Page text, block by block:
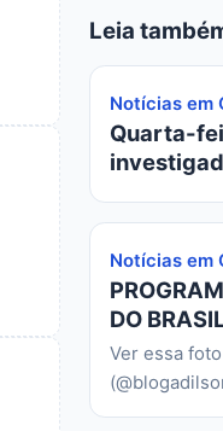
Leia
Notícias em
Quarta-
Notícias em
DO
Ver essa